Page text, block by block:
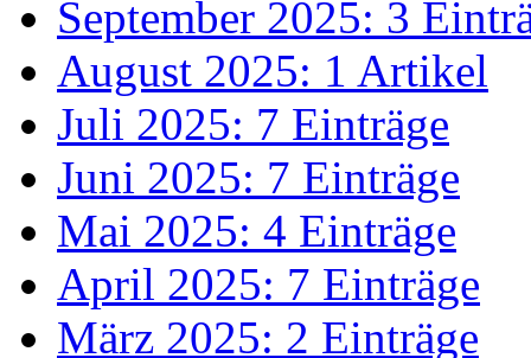
September 2025: 3
August 2025: 1 Artikel
Juli 2025: 7 Einträge
Juni 2025: 7 Einträge
Mai 2025: 4 Einträge
April 2025: 7 Einträge
März 2025: 2 Einträge